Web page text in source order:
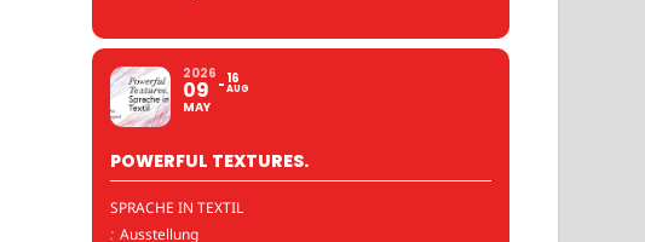
2026
09
MAY
16
AUG
POWERFUL TEXTURES.
SPRACHE IN TEXTIL
: Ausstellung